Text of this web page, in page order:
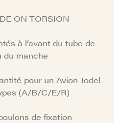
ON TORSION
à l’avant du tube de
du manche
pour un Avion Jodel
(A/B/C/E/R)
de fixation